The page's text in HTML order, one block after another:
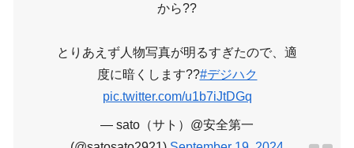
から??
とりあえず人物写真が明るすぎたので、適
度に暗くします??#デジハク
pic.twitter.com/u1b7iJtDGq
— sato（サト）@安全第一